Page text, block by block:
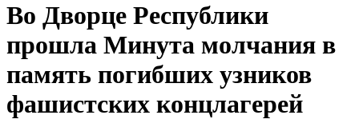
Во Дворце Республики
прошла Минута молчания в
память погибших узников
фашистских концлагерей